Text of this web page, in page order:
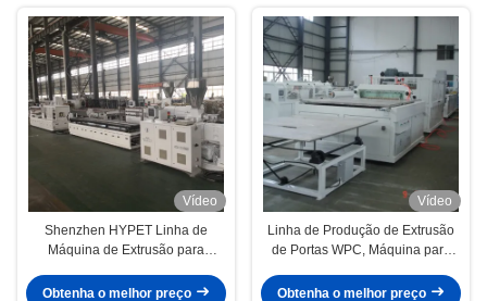
Vídeo
Shenzhen HYPET Linha de
Máquina de Extrusão para
de Uma Etapa, Fabricante de
Obtenha o melhor preço
Vídeo
Linha de Produção de Extrusão
de Portas WPC, Máquina para
de Compósito de Madeira e
Obtenha o melhor preço